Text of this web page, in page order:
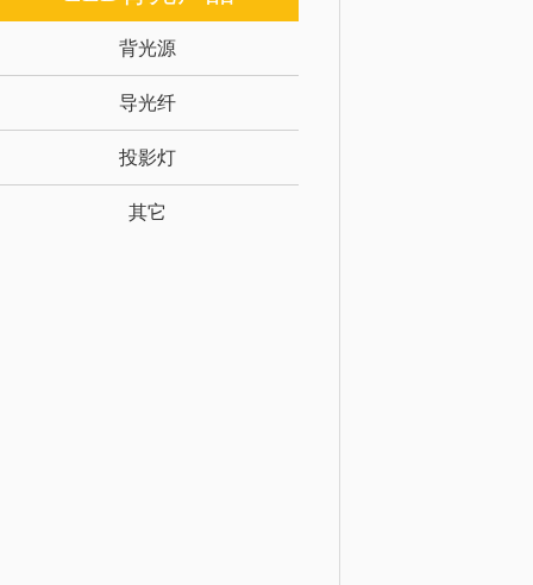
背光源
导光纤
投影灯
其它